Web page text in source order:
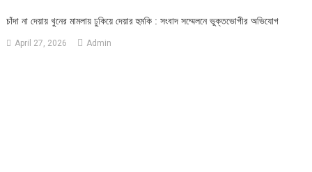
চাঁদা না দেয়ায় খুনের মামলায় ঢুকিয়ে দেয়ার হুমকি : সংবাদ সম্মেলনে ভুক্তভোগীর অভিযোগ
April 27, 2026 Admin